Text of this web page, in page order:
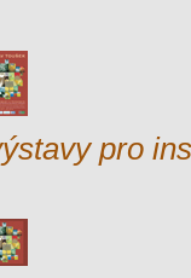
pro